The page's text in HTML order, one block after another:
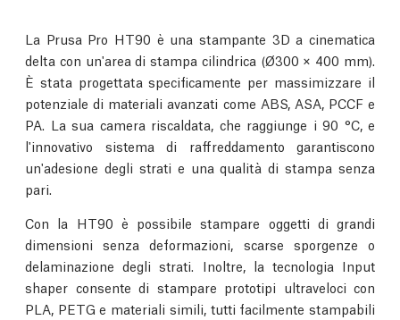
La Prusa Pro HT90 è una stampante 3D a cinematica
delta con un'area di stampa cilindrica (Ø300 × 400 mm).
È stata progettata specificamente per massimizzare il
potenziale di materiali avanzati come ABS, ASA, PCCF e
PA. La sua camera riscaldata, che raggiunge i 90 °C, e
l'innovativo sistema di raffreddamento garantiscono
un'adesione degli strati e una qualità di stampa senza
pari.
Con la HT90 è possibile stampare oggetti di grandi
dimensioni senza deformazioni, scarse sporgenze o
delaminazione degli strati. Inoltre, la tecnologia Input
shaper consente di stampare prototipi ultraveloci con
PLA, PETG e materiali simili, tutti facilmente stampabili